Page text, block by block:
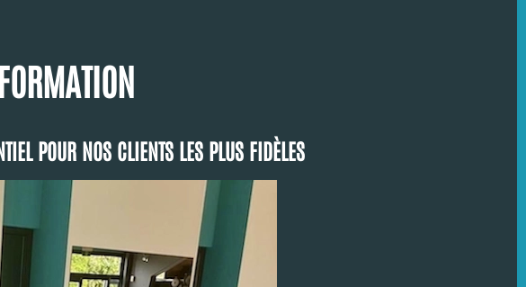
POUR NOS CLIENTS LES PLUS FIDÈLES